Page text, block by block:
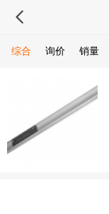
综合 询价 销量